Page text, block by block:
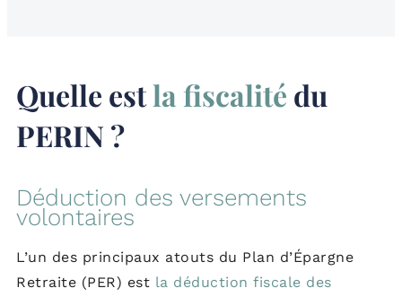
Quelle estla fiscalité du
PERIN ?
Déduction des versements
volontaires
L’un des principaux atouts du Plan d’Épargne
Retraite (PER) est la déduction fiscale des